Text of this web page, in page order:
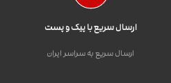
ارسال سریع با پیک و پست
ارسال سریع به سراسر ایران